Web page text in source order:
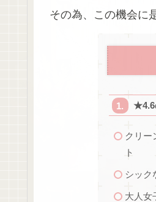
その為、この機会に
★4.6
クリー
ト
シック
大人女